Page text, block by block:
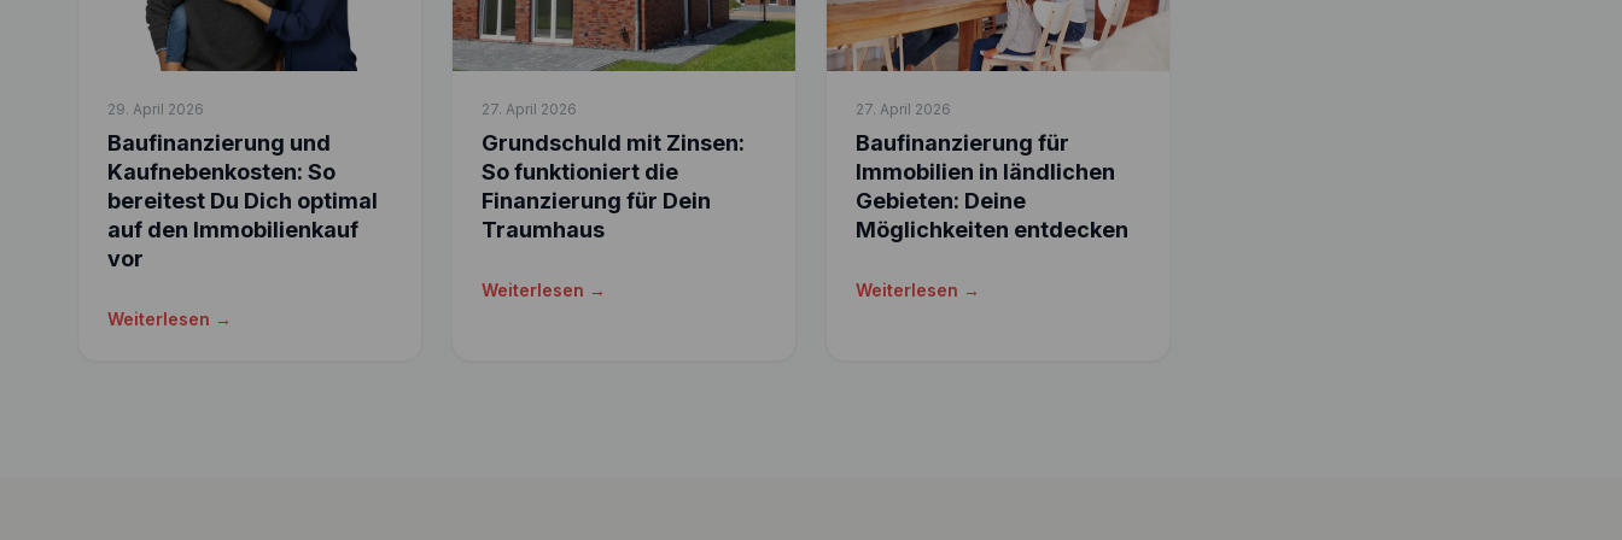
29. April 2026
Baufinanzierung und
Kaufnebenkosten: So
bereitest Du Dich optimal
auf den Immobilienkauf
vor
Weiterlesen →
27. April 2026
Grundschuld mit Zinsen:
So funktioniert die
Finanzierung für Dein
Traumhaus
Weiterlesen →
27. April 2026
Baufinanzierung für
Immobilien in ländlichen
Gebieten: Deine
Möglichkeiten entdecken
Weiterlesen →